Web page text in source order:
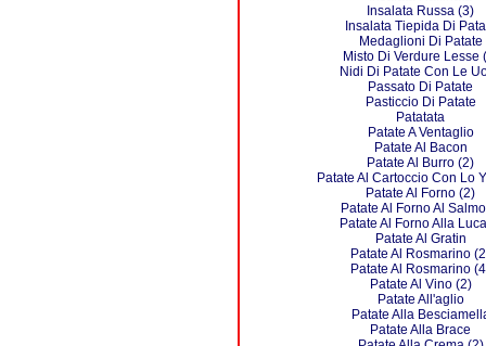
Insalata Russa (3)
Insalata Tiepida Di
Medaglioni Di Patate
Misto Di Verdure Lesse
Nidi Di Patate Con Le
Passato Di Patate
Pasticcio Di Patate
Patatata
Patate A Ventaglio
Patate Al Bacon
Patate Al Burro (2)
Patate Al Cartoccio Con Lo
Patate Al Forno (2)
Patate Al Forno Al
Patate Al Forno Alla
Patate Al Gratin
Patate Al Rosmarino
Patate Al Rosmarino
Patate Al Vino (2)
Patate All'aglio
Patate Alla
Patate Alla Brace